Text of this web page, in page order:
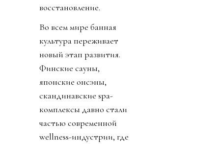
восстановление.
Во всем мире банная
культура переживает
новый этап развития.
Финские сауны,
японские онсэны,
скандинавские spa-
комплексы давно стали
частью современной
wellness-индустрии, где